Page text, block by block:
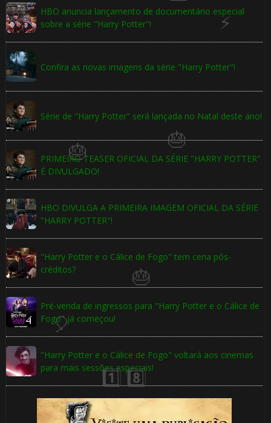
HBO anuncia lançamento de documentário especial
sobre a série "Harry Potter"!
Confira as novas imagens da série "Harry Potter"!
Série de "Harry Potter" será lançada no Natal deste ano!
PRIMEIRO TEASER OFICIAL DA SÉRIE "HARRY POTTER"
É DIVULGADO!
HBO DIVULGA A PRIMEIRA IMAGEM OFICIAL DA SÉRIE
"HARRY POTTER"!
"Harry Potter e o Cálice de Fogo" tem cena pós-
créditos?
Pré-venda de ingressos para "Harry Potter e o Cálice de
Fogo" já começou!
"Harry Potter e o Cálice de Fogo" voltará aos cinemas
para mais sessões especiais!
🎂
⚡
🎈
⚡
🎈